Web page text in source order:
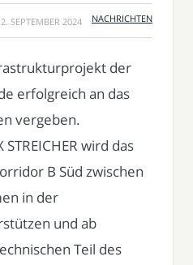
2. SEPTEMBER 2024 NACHRICHTEN
der
erfolgreich an das
vergeben.
wird das
B Süd zwischen
in der
und ab
Teil des